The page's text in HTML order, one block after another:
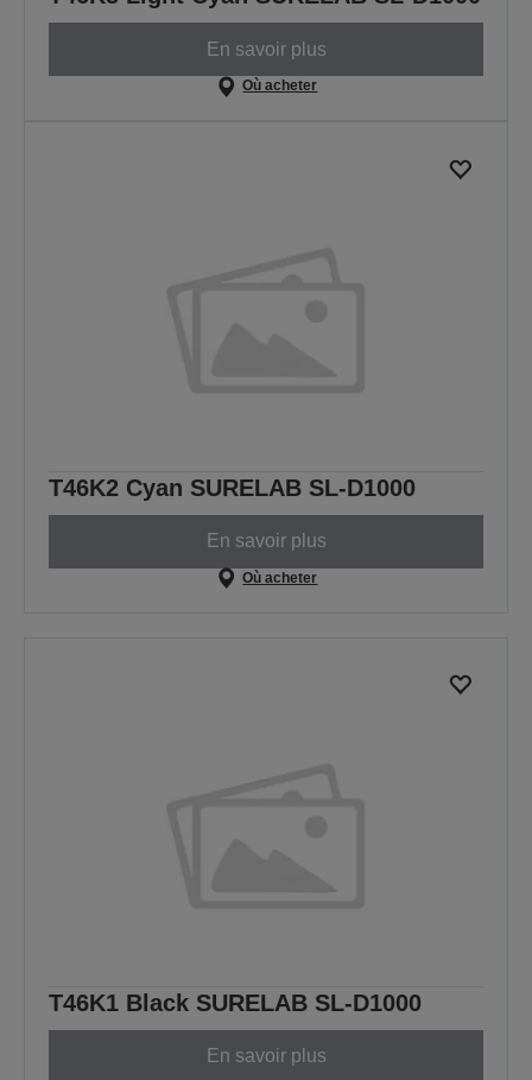
En savoir plus
Où acheter
T46K2 Cyan SURELAB SL-D1000
En savoir plus
Où acheter
T46K1 Black SURELAB SL-D1000
En savoir plus